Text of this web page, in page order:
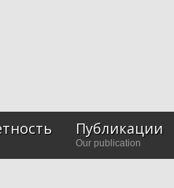
Публикации
Our publication